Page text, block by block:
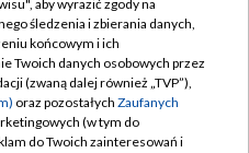
TVP
zgody
aby wyrazić zgody na
śledzenia i zbierania danych,
końcowym i ich
Twoich danych osobowych przez
(zwaną dalej również „TVP”),
oraz pozostałych Zaufanych
(w tym do
do Twoich zainteresowań i